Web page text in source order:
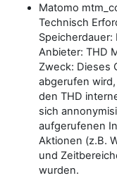
Matomo
Technisch
Speicherdauer:
Anbieter: THD
Zweck: Dieses
abgerufen
den THD
sich
aufgerufenen
Aktionen (z.B.
und
wurden.